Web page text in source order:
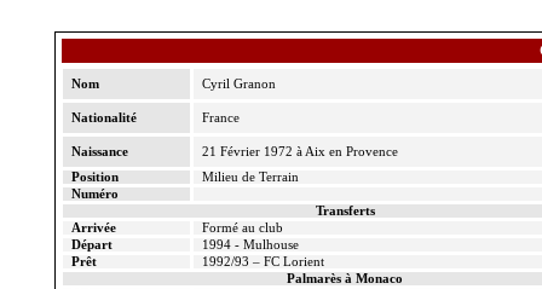
Nom Cyril Granon
Nationalité France
Naissance
21 Février 1972 à Aix en Provence
Position
Milieu de Terrain
Numéro
Transferts
Arrivée
Formé au club
Départ
1994 - Mulhouse
Prêt
1992/93 – FC Lorient
Palmarès à Monaco